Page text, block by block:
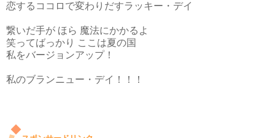
恋するココロで変わりだすラッキー・デイ
繋いだ手が ほら 魔法にかかるよ
笑ってばっかり ここは夏の国
私をバージョンアップ！
私のブランニュー・デイ！！！